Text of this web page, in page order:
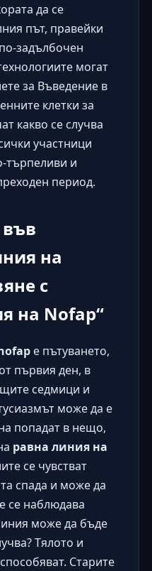
да се
път, правейки
задълбочен
могат
за Въведение в
клетки за
какво се случва
участници
търпеливи и
период.
на
с
на Nofap“
е пътуването,
първия ден, в
седмици и
може да е
попадат в нещо,
равна линия на
се чувстват
спада и може да
се наблюдава
може да бъде
Тялото и
Старите